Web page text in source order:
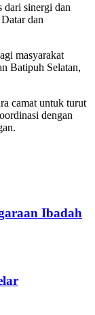
dari sinergi dan
dan
masyarakat
Batipuh Selatan,
camat untuk turut
dengan
Ibadah